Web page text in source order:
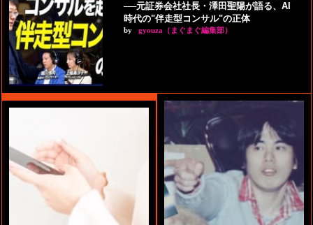
──元証券会社社長・澤田聖陽が語る、AI
時代の"伴走型コンサル"の正体
by gyouza（まぐまぐ編集部）